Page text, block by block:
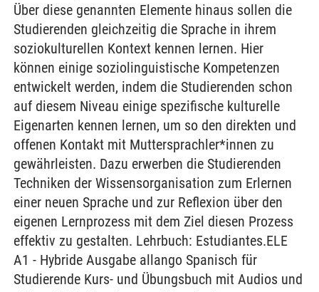
Über diese genannten Elemente hinaus sollen die
Studierenden gleichzeitig die Sprache in ihrem
soziokulturellen Kontext kennen lernen. Hier
können einige soziolinguistische Kompetenzen
entwickelt werden, indem die Studierenden schon
auf diesem Niveau einige spezifische kulturelle
Eigenarten kennen lernen, um so den direkten und
offenen Kontakt mit Muttersprachler*innen zu
gewährleisten. Dazu erwerben die Studierenden
Techniken der Wissensorganisation zum Erlernen
einer neuen Sprache und zur Reflexion über den
eigenen Lernprozess mit dem Ziel diesen Prozess
effektiv zu gestalten. Lehrbuch: Estudiantes.ELE
A1 - Hybride Ausgabe allango Spanisch für
Studierende Kurs- und Übungsbuch mit Audios und